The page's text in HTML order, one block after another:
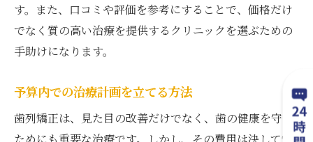
す。また、口コミや評価を参考にすることで、価格だけ
でなく質の高い治療を提供するクリニックを選ぶための
手助けになります。
予算内での治療計画を立てる方法
歯列矯正は、見た目の改善だけでなく、歯の健康を守る